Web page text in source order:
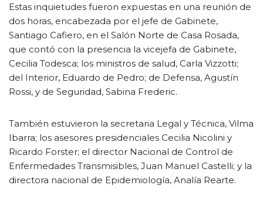
Estas inquietudes fueron expuestas en una reunión de
dos horas, encabezada por el jefe de Gabinete,
Santiago Cafiero, en el Salón Norte de Casa Rosada,
que contó con la presencia la vicejefa de Gabinete,
Cecilia Todesca; los ministros de salud, Carla Vizzotti;
del Interior, Eduardo de Pedro; de Defensa, Agustín
Rossi, y de Seguridad, Sabina Frederic.
También estuvieron la secretaria Legal y Técnica, Vilma
Ibarra; los asesores presidenciales Cecilia Nicolini y
Ricardo Forster; el director Nacional de Control de
Enfermedades Transmisibles, Juan Manuel Castelli; y la
directora nacional de Epidemiología, Analía Rearte.